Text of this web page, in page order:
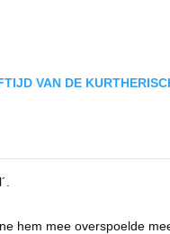
VAN DE
hem mee overspoelde